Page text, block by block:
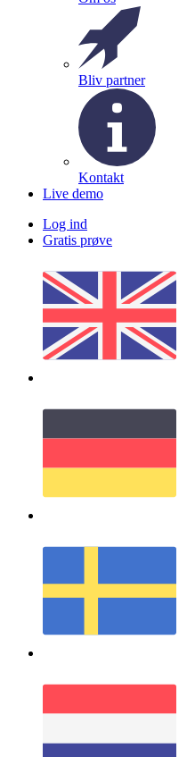
Bliv partner
Kontakt
Live demo
Log ind
Gratis prøve